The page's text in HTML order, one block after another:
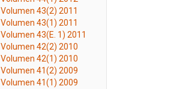
Volumen 43(2) 2011
Volumen 43(1) 2011
Volumen 43(E. 1) 2011
Volumen 42(2) 2010
Volumen 42(1) 2010
Volumen 41(2) 2009
Volumen 41(1) 2009